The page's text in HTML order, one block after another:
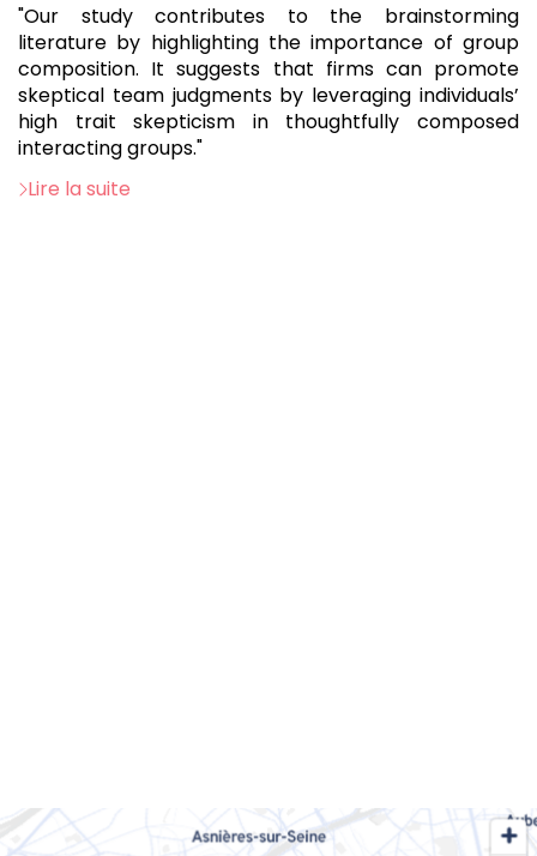
"Our study contributes to the brainstorming
literature by highlighting the importance of group
composition. It suggests that firms can promote
skeptical team judgments by leveraging individuals’
high trait skepticism in thoughtfully composed
interacting groups."
Lire la suite